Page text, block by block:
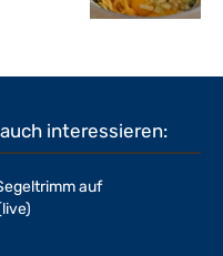
interessieren:
auf